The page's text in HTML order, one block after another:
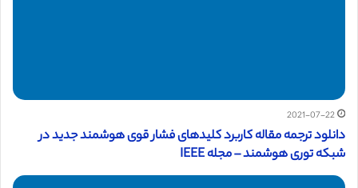
2021-07-22
دانلود ترجمه مقاله کاربرد کلیدهای فشار قوی هوشمند جدید در
شبکه توری هوشمند – مجله IEEE